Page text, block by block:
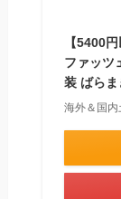
【5400
ファッツ
装 ばらま
海外＆国